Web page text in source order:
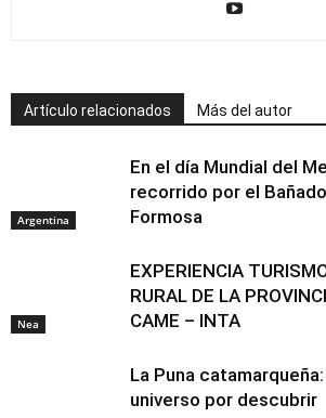
Artículo relacionados Más del autor
Argentina
En el día Mundial del
recorrido por el
Formosa
Nea
EXPERIENCIA
RURAL DE LA
CAME – INTA
La Puna
universo por descubrir